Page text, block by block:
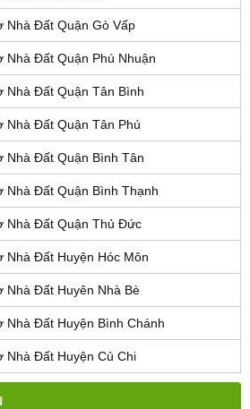
Nhà Đất Quận Gò Vấp
Nhà Đất Quận Phú Nhuận
Nhà Đất Quận Tân Bình
Nhà Đất Quận Tân Phú
Nhà Đất Quận Bình Tân
Nhà Đất Quận Bình Thạnh
Nhà Đất Quận Thủ Đức
Nhà Đất Huyện Hóc Môn
Nhà Đất Huyên Nhà Bè
Nhà Đất Huyện Bình Chánh
Nhà Đất Huyện Củ Chi